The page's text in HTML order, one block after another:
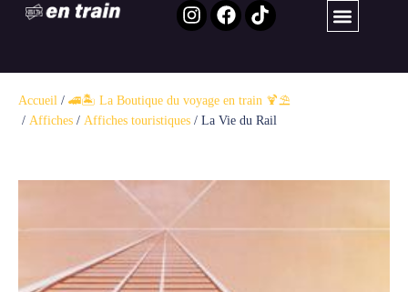
Accueil / 🚄🏝️ La Boutique du voyage en train 🍹⛱️ ​
/ Affiches / Affiches touristiques / La Vie du Rail